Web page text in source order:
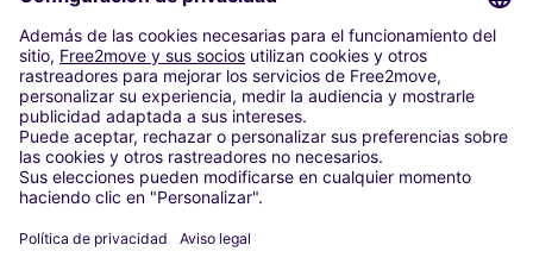
NUESTRAS CIUDADES
Paris
Madrid
Washington DC
Milán
Roma
Turín
Viena
Berlín
Düsseldorf